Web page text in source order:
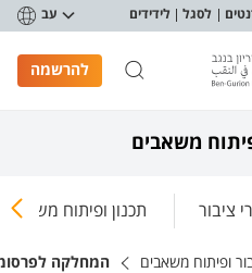
לסגל לידידים עב
להרשמה
משאבים
ציבור תכנון ופיתוח משאבים
ופיתוח משאבים המחלקה